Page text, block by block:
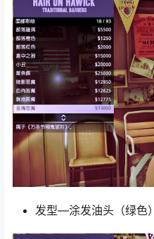
发型—涂发油头（绿色）